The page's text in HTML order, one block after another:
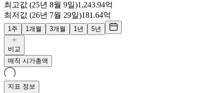
최고값 (25년 8월 9일)1,243.94억
최저값 (26년 7월 29일)181.64억
1주 1개월 3개월 1년 5년
비교
매직 시가총액
지표 정보